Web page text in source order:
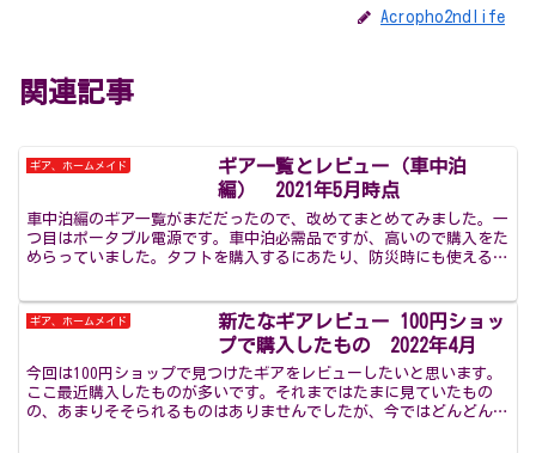
Acropho2ndlife
関連記事
ギア、ホームメイド
ギア一覧とレビュー（車中泊
編） 2021年5月時点
車中泊編のギア一覧がまだだったので、改めてまとめてみました。一
つ目はポータブル電源です。車中泊必需品ですが、高いので購入をた
めらっていました。タフトを購入するにあたり、防災時にも使えるの
ギア、ホームメイド
新たなギアレビュー 100円ショッ
プで購入したもの 2022年4月
今回は100円ショップで見つけたギアをレビューしたいと思います。
ここ最近購入したものが多いです。それまではたまに見ていたもの
の、あまりそそられるものはありませんでしたが、今ではどんどん進